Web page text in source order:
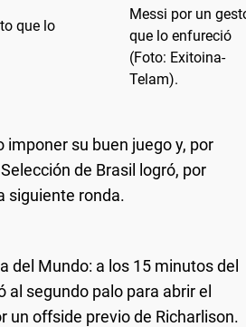
que lo
imponer su buen juego y, por
de Brasil logró, por
siguiente ronda.
del Mundo: a los 15 minutos del
al segundo palo para abrir el
un offside previo de Richarlison.